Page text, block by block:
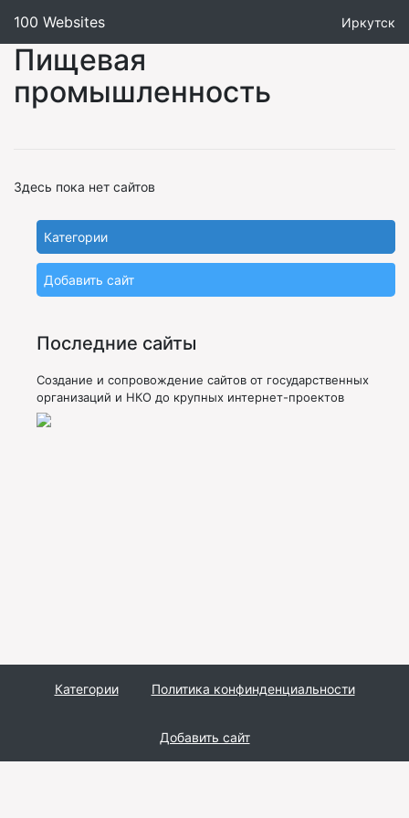
100 Websites Иркутск
Пищевая
промышленность
Здесь пока нет сайтов
Категории
Добавить сайт
Последние сайты
Создание и сопровождение сайтов от государственных
организаций и НКО до крупных интернет-проектов
Категории Политика конфинденциальности
Добавить сайт